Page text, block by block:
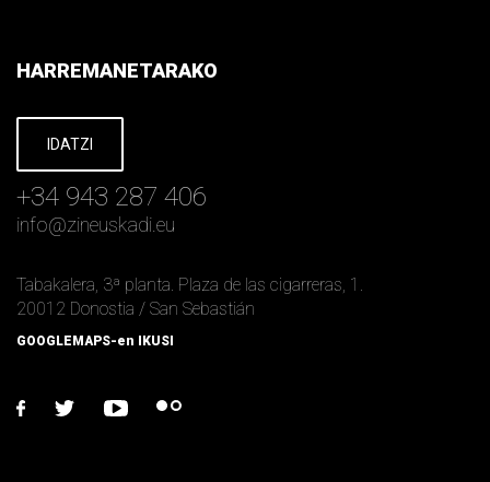
HARREMANETARAKO
IDATZI
+34 943 287 406
info@zineuskadi.eu
Tabakalera, 3ª planta. Plaza de las cigarreras, 1.
20012 Donostia / San Sebastián
GOOGLEMAPS-en IKUSI
facebook
twitter youtubeflickr